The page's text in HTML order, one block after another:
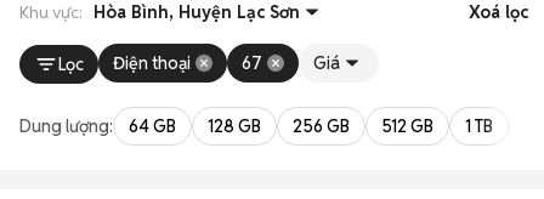
Khu vực: Hòa Bình, Huyện Lạc Sơn Xoá lọc
Lọc Điện thoại 67 Giá
Dung lượng: 64 GB 128 GB 256 GB 512 GB 1 TB